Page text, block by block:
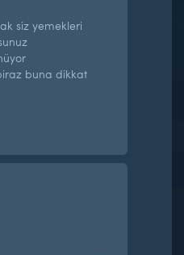
siz yemekleri
buna dikkat